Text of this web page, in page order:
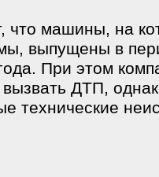
что машины, на
выпущены в
При этом
ДТП,
технические